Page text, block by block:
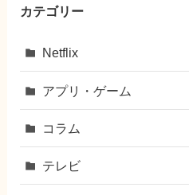
カテゴリー
Netflix
アプリ・ゲーム
コラム
テレビ